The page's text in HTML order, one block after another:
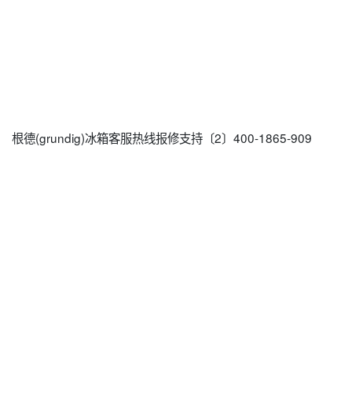
根德(grundig)冰箱客服热线报修支持〔2〕400-1865-909